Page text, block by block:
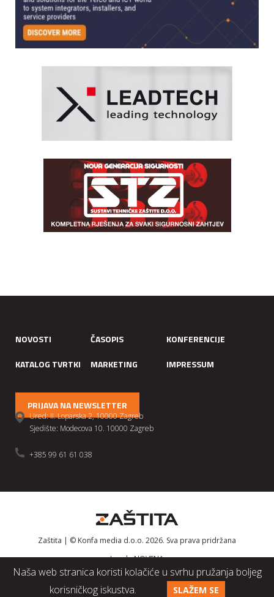
Naša web stranica koristi kolačiće u svrhu pružanja boljeg
korisničkog iskustva.
SLAŽEM SE
NOVOSTI ČASOPIS
KONFERENCIJE
KATALOG TVRTKI
MARKETING IMPRESSUM
PRIJAVA NA NEWSLETTER
Ured: II. Loparska 2, 10000 Zagreb
Sjedište: Modecova 10. 10000 Zagreb
+385 99 61 61 038
Zaštita | © Konfa media d.o.o. 2026. Sva prava pridržana
IzradaNOVENA